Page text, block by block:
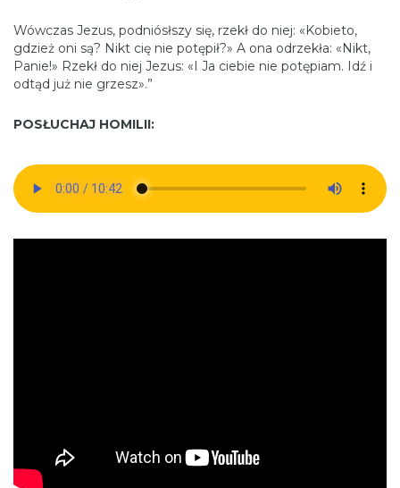
Wówczas Jezus, podniósłszy się, rzekł do niej: «Kobieto,
gdzież oni są? Nikt cię nie potępił?» A ona odrzekła: «Nikt,
Panie!» Rzekł do niej Jezus: «I Ja ciebie nie potępiam. Idź i
odtąd już nie grzesz».”
POSŁUCHAJ HOMILII: